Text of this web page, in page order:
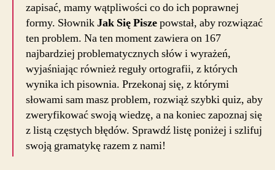
zapisać, mamy wątpliwości co do ich poprawnej
formy. SłownikJak Się Piszepowstał, aby rozwiązać
ten problem. Na ten moment zawiera on 167
najbardziej problematycznych słów i wyrażeń,
wyjaśniając również reguły ortografii, z których
wynika ich pisownia. Przekonaj się, z którymi
słowami sam masz problem, rozwiąż szybki quiz, aby
zweryfikować swoją wiedzę, a na koniec zapoznaj się
z listą częstych błędów. Sprawdź listę poniżej i szlifuj
swoją gramatykę razem z nami!